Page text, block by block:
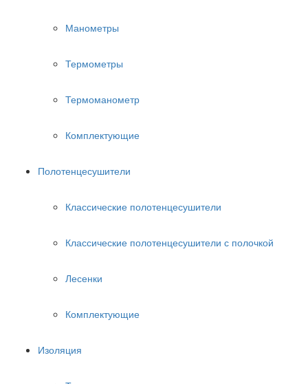
Манометры
Термометры
Термоманометр
Комплектующие
Полотенцесушители
Классические полотенцесушители
Классические полотенцесушители с полочкой
Лесенки
Комплектующие
Изоляция